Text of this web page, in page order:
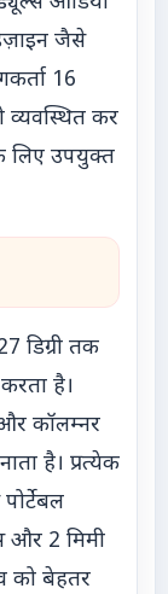
जैसे
16
कर
लिए उपयुक्त
डिग्री तक
है।
और कॉलम्नर
है। प्रत्येक
और 2 मिमी
को बेहतर